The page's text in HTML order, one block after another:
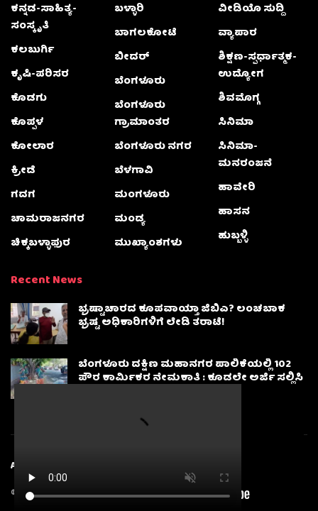
ಕನ್ನಡ-ಸಾಹಿತ್ಯ-
ಸಂಸ್ಕೃತಿ
ಕಲಬುರ್ಗಿ
ಕೃಷಿ-ಪರಿಸರ
ಕೊಡಗು
ಕೊಪ್ಪಳ
ಕೋಲಾರ
ಕ್ರೀಡೆ
ಗದಗ
ಚಾಮರಾಜನಗರ
ಚಿಕ್ಕಬಳ್ಳಾಫುರ
ಬಳ್ಳಾರಿ
ಬಾಗಲಕೋಟೆ
ಬೀದರ್
ಬೆಂಗಳೂರು
ಬೆಂಗಳೂರು
ಗ್ರಾಮಾಂತರ
ಬೆಂಗಳೂರು ನಗರ
ಬೆಳಗಾವಿ
ಮಂಗಳೂರು
ಮಂಡ್ಯ
ಮುಖ್ಯಾಂಶಗಳು
ವೀಡಿಯೊ ಸುದ್ದಿ
ವ್ಯಾಪಾರ
ಶಿಕ್ಷಣ-ಸ್ಪರ್ಧಾತ್ಮಕ-
ಉದ್ಯೋಗ
ಶಿವಮೊಗ್ಗ
ಸಿನಿಮಾ
ಸಿನಿಮಾ-
ಮನರಂಜನೆ
ಹಾವೇರಿ
ಹಾಸನ
ಹುಬ್ಬಳ್ಳಿ
Recent News
ಭ್ರಷ್ಟಾಚಾರದ ಕೂಪವಾಯ್ತಾ ಜಿಬಿಎ? ಲಂಚಬಾಕ
ಭ್ರಷ್ಟ ಅಧಿಕಾರಿಗಳಿಗೆ ಲೇಡಿ ತರಾಟೆ!
ಬೆಂಗಳೂರು ದಕ್ಷಿಣ ಮಹಾನಗರ ಪಾಲಿಕೆಯಲ್ಲಿ 102
ಪೌರ ಕಾರ್ಮಿಕರ ನೇಮಕಾತಿ : ಕೂಡಲೇ ಅರ್ಜಿ ಸಲ್ಲಿಸಿ
About
© 2025Karnatakanewsbeat